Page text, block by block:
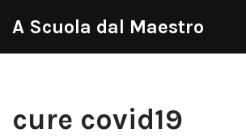
A Scuola dal Maestro
cure covid19